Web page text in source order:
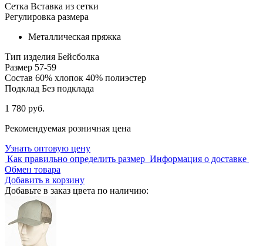
Сетка Вставка из сетки
Регулировка размера
Металлическая пряжка
Тип изделия Бейсболка
Размер 57-59
Состав 60% хлопок 40% полиэстер
Подклад Без подклада
1 780 руб.
Рекомендуемая розничная цена
Узнать оптовую цену
Как правильно определить размер Информация о доставке
Обмен товара
Добавить в корзину
Добавьте в заказ цвета по наличию: